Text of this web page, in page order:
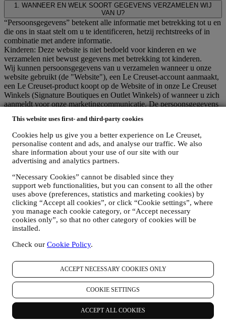
This website uses first- and third-party cookies
Cookies help us give you a better experience on Le Creuset,
personalise content and ads, and analyse our traffic. We also
share information about your use of our site with our
advertising and analytics partners.
“Necessary Cookies” cannot be disabled since they
support web functionalities, but you can consent to all the other
uses above (preferences, statistics and marketing cookies) by
clicking “Accept all cookies”, or click “Cookie settings”, where
you manage each cookie category, or “Accept necessary
cookies only”, so that no other category of cookies will be
installed.
Check our Cookie Policy.
ACCEPT NECESSARY COOKIES ONLY
COOKIE SETTINGS
ACCEPT ALL COOKIES
1. WANNEER EN WELK SOORT GEGEVENS VERZAMELEN WIJ
VAN U?
“Persoonsgegevens” betekent alle informatie met betrekking tot u en
die ons in staat stelt om u te identificeren, hetzij rechtstreeks of in
combinatie met andere informatie.
Kinderen: Deze website is niet bedoeld voor kinderen en we
verzamelen niet bewust gegevens met betrekking tot kinderen.
Wij kunnen persoonsgegevens van u verzamelen wanneer u onze
website gebruikt (de "Website"), een Le Creuset-account aanmaakt,
een Le Creuset-product koopt op de Website of in onze Le Creuset
Winkels (Signature Boutiques en Outlet Winkels) of wanneer u zich
aanmeldt voor onze marketingcommunicatie. De persoonsgegevens
contactgegevens (adres, telefoonnummer), om een Le
Creuset-account aan te maken of als gastgebruiker te kopen,
of om u aan te melden voor onze marketingcommunicatie
online of in onze winkels;
uw aankoopgegevens, bijvoorbeeld datum en tijdstip van
aankoop, leveringsgegevens, product- en betalingsgegevens,
voor het beheer van uw bestellingen;
gegevens over uw online browsegeschiedenis (bv. online-
identificatienummers - zoals uw IP-adres, browserversie,
besturingssysteem, duur van het bezoek, terugkerende
gebruiker, geografische oorsprong), verzameld tijdens uw
gebruiker bent of niet), door gebruik te maken van logs en/of
het verzamelen van gegevens door middel van cookies, zie
onsCookiebeleid, ter verbetering van onze diensten en
advertenties, of voor onze statistische analyse; in de meeste
gevallen zullen we u niet kunnen identificeren aan de hand
van deze technische informatie.
uw feedback, verzoeken, klachten, vragen of interacties met
ons (bijvoorbeeld uw berichten, chats, berichten op sociale